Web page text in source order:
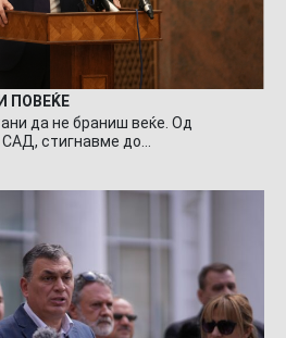
ПОВЕЌЕ
да не браниш веќе. Од
САД, стигнавме до…